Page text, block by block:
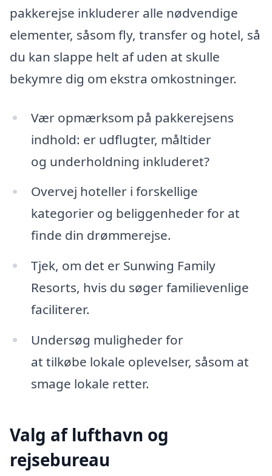
pakkerejse inkluderer alle nødvendige
elementer, såsom fly, transfer og hotel, så
du kan slappe helt af uden at skulle
bekymre dig om ekstra omkostninger.
Vær opmærksom på pakkerejsens
indhold: er udflugter, måltider
og underholdning inkluderet?
Overvej hoteller i forskellige
kategorier og beliggenheder for at
finde din drømmerejse.
Tjek, om det er Sunwing Family
Resorts, hvis du søger familievenlige
faciliterer.
Undersøg muligheder for
at tilkøbe lokale oplevelser, såsom at
smage lokale retter.
Valg af lufthavn og
rejsebureau